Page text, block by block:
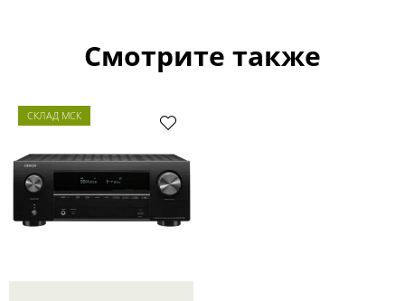
Смотрите также
СКЛАД МСК